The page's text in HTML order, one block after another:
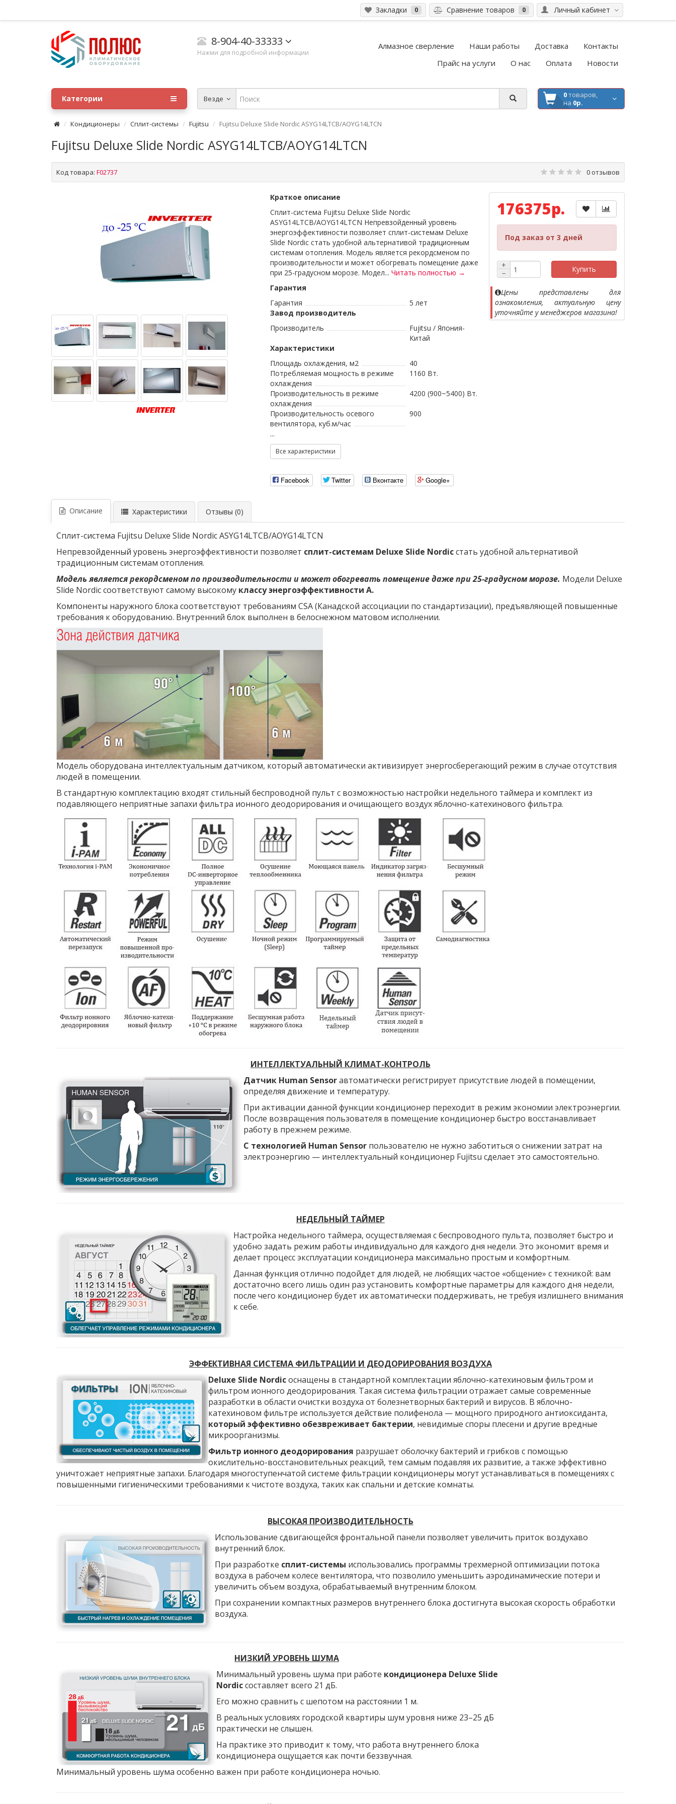
Личный кабинет
Закладки 0 Сравнение товаров 0
8-904-40-33333
Нажми для подробной информации
Алмазное сверление Наши работы Доставка
Контакты
Прайс на услуги
О нас Оплата Новости
Везде 0товаров,
на 0р.
Категории
Кондиционеры Сплит-системы Fujitsu Fujitsu Deluxe Slide Nordic ASYG14LTCB/AOYG14LTCN
Fujitsu Deluxe Slide Nordic ASYG14LTCB/AOYG14LTCN
Код товара: F02737 0 отзывов
Краткое описание
Сплит-система Fujitsu Deluxe Slide Nordic
ASYG14LTCB/AOYG14LTCN Непревзойденный уровень
энергоэффективности позволяет сплит-системам Deluxe
Slide Nordic стать удобной альтернативой традиционным
системам отопления. Модель является рекордсменом по
производительности и может обогревать помещение даже
при 25-градусном морозе. Модел... Читать полностью →
Гарантия
Гарантия
5 лет
Завод производитель
Производитель
Fujitsu / Япония-
Китай
Характеристики
Площадь охлаждения, м2
40
Потребляемая мощность в режиме
охлаждения
1160 Вт.
Производительность в режиме
охлаждения
4200 (900~5400) Вт.
Производительность осевого
вентилятора, куб.м/час
900
...
Все характеристики
Facebook Twitter Вконтакте Google+
176375р.
Под заказ от 3 дней
+
−
Купить
Цены представлены для
ознакомления, актуальную цену
уточняйте у менеджеров магазина!
Описание Характеристики Отзывы (0)
Сплит-система Fujitsu Deluxe Slide Nordic ASYG14LTCB/AOYG14LTCN
Непревзойденный уровень энергоэффективности позволяет сплит-системам Deluxe Slide Nordicстать удобной альтернативой
традиционным системам отопления.
Модель является рекордсменом по производительности и может обогревать помещение даже при 25-градусном морозе. Модели Deluxe
Slide Nordic соответствуют самому высокому классу энергоэффективности А.
Компоненты наружного блока соответствуют требованиям CSA (Канадской ассоциации по стандартизации), предъявляющей повышенные
требования к оборудованию. Внутренний блок выполнен в белоснежном матовом исполнении.
Модель оборудована интеллектуальным датчиком, который автоматически активизирует энергосберегающий режим в случае отсутствия
людей в помещении.
В стандартную комплектацию входят стильный беспроводной пульт с возможностью настройки недельного таймера и комплект из
подавляющего неприятные запахи фильтра ионного деодорирования и очищающего воздух яблочно-катехинового фильтра.
ИНТЕЛЛЕКТУАЛЬНЫЙ КЛИМАТ-КОНТРОЛЬ
Датчик Human Sensorавтоматически регистрирует присутствие людей в помещении,
определяя движение и температуру.
При активации данной функции кондиционер переходит в режим экономии электроэнергии.
После возвращения пользователя в помещение кондиционер быстро восстанавливает
работу в прежнем режиме.
С технологией Human Sensor пользователю не нужно заботиться о снижении затрат на
электроэнергию — интеллектуальный кондиционер Fujitsu сделает это самостоятельно.
НЕДЕЛЬНЫЙ ТАЙМЕР
Настройка недельного таймера, осуществляемая с беспроводного пульта, позволяет быстро и
удобно задать режим работы индивидуально для каждого дня недели. Это экономит время и
делает процесс эксплуатации кондиционера максимально простым и комфортным.
Данная функция отлично подойдет для людей, не любящих частое «общение» с техникой: вам
достаточно всего лишь один раз установить комфортные параметры для каждого дня недели,
после чего кондиционер будет их автоматически поддерживать, не требуя излишнего внимания
к себе.
ЭФФЕКТИВНАЯ СИСТЕМА ФИЛЬТРАЦИИ И ДЕОДОРИРОВАНИЯ ВОЗДУХА
Deluxe Slide Nordicоснащены в стандартной комплектации яблочно-катехиновым фильтром и
фильтром ионного деодорирования. Такая система фильтрации отражает самые современные
разработки в области очистки воздуха от болезнетворных бактерий и вирусов. В яблочно-
катехиновом фильтре используется действие полифенола — мощного природного антиоксиданта,
который эффективно обезвреживает бактерии, невидимые споры плесени и другие вредные
микроорганизмы.
Фильтр ионного деодорирования разрушает оболочку бактерий и грибков с помощью
окислительно-восстановительных реакций, тем самым подавляя их развитие, а также эффективно
уничтожает неприятные запахи. Благодаря многоступенчатой системе фильтрации кондиционеры могут устанавливаться в помещениях с
повышенными гигиеническими требованиями к чистоте воздуха, таких как спальни и детские комнаты.
ВЫСОКАЯ ПРОИЗВОДИТЕЛЬНОСТЬ
Использование сдвигающейся фронтальной панели позволяет увеличить приток воздухаво
внутренний блок.
При разработке сплит-системы использовались программы трехмерной оптимизации потока
воздуха в рабочем колесе вентилятора, что позволило уменьшить аэродинамические потери и
увеличить объем воздуха, обрабатываемый внутренним блоком.
При сохранении компактных размеров внутреннего блока достигнута высокая скорость обработки
воздуха.
НИЗКИЙ УРОВЕНЬ ШУМА
Минимальный уровень шума при работе кондиционера Deluxe Slide
Nordicсоставляет всего 21 дБ.
Его можно сравнить с шепотом на расстоянии 1 м.
В реальных условиях городской квартиры шум уровня ниже 23–25 дБ
практически не слышен.
На практике это приводит к тому, что работа внутреннего блока
кондиционера ощущается как почти беззвучная.
Минимальный уровень шума особенно важен при работе кондиционера ночью.